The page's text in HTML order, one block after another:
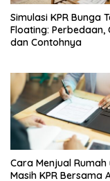
Simulasi KPR Bunga
Floating: Perbedaan,
dan Contohnya
Cara Menjual
Masih KPR Bersama